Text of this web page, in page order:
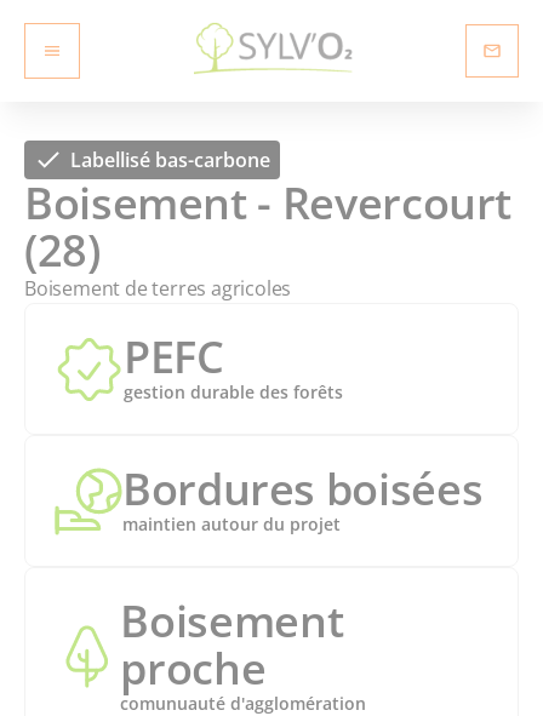
Labellisé bas-carbone
Boisement - Revercourt
(28)
Boisement de terres agricoles
PEFC
gestion durable des forêts
Bordures boisées
maintien autour du projet
Boisement
proche
comunuauté d'agglomération